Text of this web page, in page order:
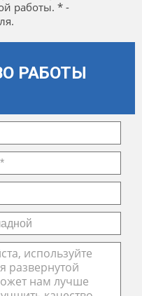
работы. * -
РАБОТЫ